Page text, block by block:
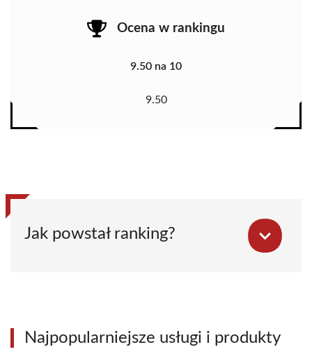
Ocena w rankingu
9.50 na 10
9.50
Jak powstał ranking?
Najpopularniejsze usługi i produkty